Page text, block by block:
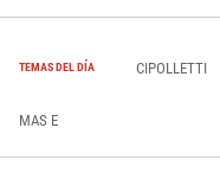
TEMAS DEL DÍA CIPOLLETTI
MAS E